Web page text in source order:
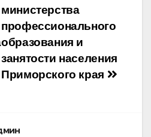
министерства
профессионального
образования и
занятости населения
Приморского края